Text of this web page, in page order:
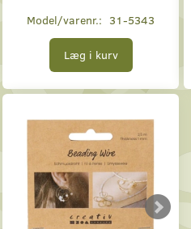
Model/varenr.: 31-5343
Læg i kurv